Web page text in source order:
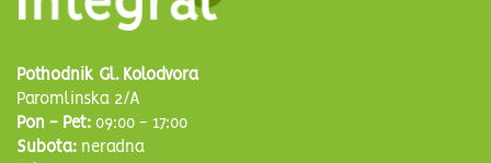
Pothodnik Gl. Kolodvora
Paromlinska 2/A
Pon - Pet: 09:00 - 17:00
Subota: neradna